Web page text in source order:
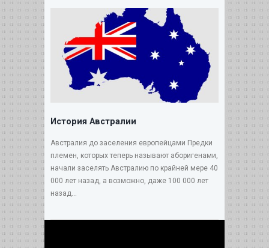
История Австралии
Австралия до заселения европейцами Предки
племен, которых теперь называют аборигенами,
начали заселять Австралию по крайней мере 40
000 лет назад, а возможно, даже 100 000 лет
назад...